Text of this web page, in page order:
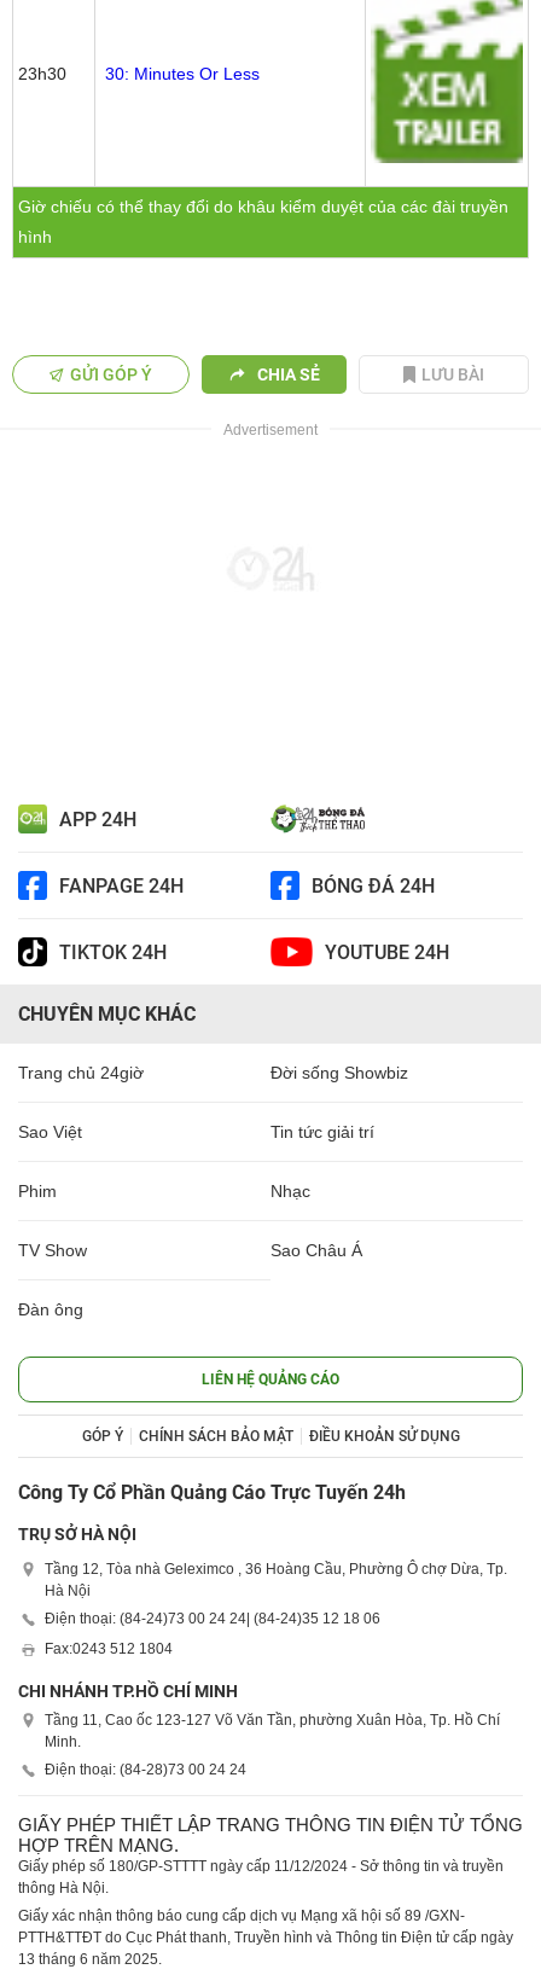
23h30 30: Minutes Or Less
Giờ chiếu có thể thay đổi do khâu kiểm duyệt của các đài truyền
hình
GỬI GÓP Ý CHIA SẺ LƯU BÀI
APP 24H
FANPAGE 24H BÓNG ĐÁ 24H
TIKTOK 24H YOUTUBE 24H
CHUYÊN MỤC KHÁC
Trang chủ 24giờ Đời sống Showbiz
Sao Việt Tin tức giải trí
Phim Nhạc
TV Show Sao Châu Á
Đàn ông
LIÊN HỆ QUẢNG CÁO
GÓP Ý CHÍNH SÁCH BẢO MẬT ĐIỀU KHOẢN SỬ DỤNG
Công Ty Cổ Phần Quảng Cáo Trực Tuyến 24h
TRỤ SỞ HÀ NỘI
Tầng 12, Tòa nhà Geleximco , 36 Hoàng Cầu, Phường Ô chợ Dừa, Tp.
Hà Nội
Điện thoại: (84-24)73 00 24 24 | (84-24)35 12 18 06
Fax:0243 512 1804
CHI NHÁNH TP.HỒ CHÍ MINH
Tầng 11, Cao ốc 123-127 Võ Văn Tần, phường Xuân Hòa, Tp. Hồ Chí
Minh.
Điện thoại: (84-28)73 00 24 24
GIẤY PHÉP THIẾT LẬP TRANG THÔNG TIN ĐIỆN TỬ TỔNG
HỢP TRÊN MẠNG.
Giấy phép số 180/GP-STTTT ngày cấp 11/12/2024 - Sở thông tin và truyền
thông Hà Nội.
Giấy xác nhận thông báo cung cấp dịch vụ Mạng xã hội số 89 /GXN-
PTTH&TTĐT do Cục Phát thanh, Truyền hình và Thông tin Điện tử cấp ngày
13 tháng 6 năm 2025.